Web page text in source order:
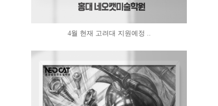
4월 현재 고려대 지원예정 ..